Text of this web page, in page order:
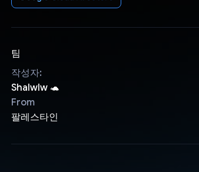
팀
작성자:
Shalwlw 🐢
From
팔레스타인